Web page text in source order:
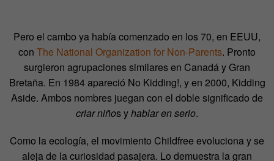
Pero el cambo ya había comenzado en los 70, en EEUU,
con The National Organization for Non-Parents. Pronto
surgieron agrupaciones similares en Canadá y Gran
Bretaña. En 1984 apareció No Kidding!, y en 2000, Kidding
Aside. Ambos nombres juegan con el doble significado de
criar niños yhablar en serio.
Como la ecología, el movimiento Childfree evoluciona y se
aleja de la curiosidad pasajera. Lo demuestra la gran